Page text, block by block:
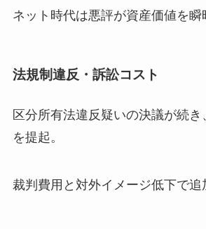
ネット時代は悪評が資産価値を瞬
法規制違反・訴訟コスト
区分所有法違反疑いの決議が続
を提起。
裁判費用と対外イメージ低下で追